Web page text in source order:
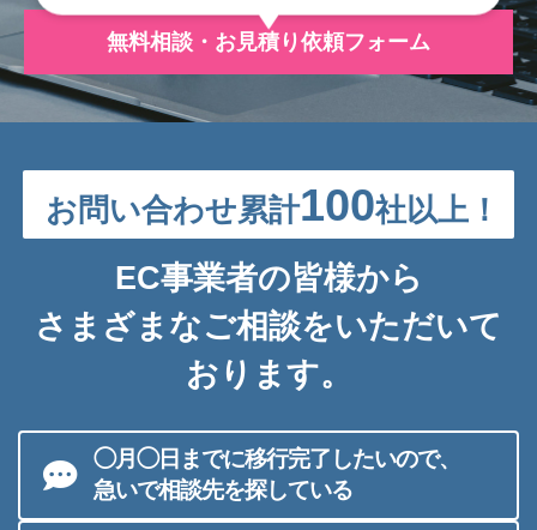
無料相談・お見積り依頼フォーム
お問い合わせ累計100社以上！
EC事業者の皆様から
さまざまなご相談をいただいて
おります。
◯月◯日までに移行完了したいので、
急いで相談先を探している